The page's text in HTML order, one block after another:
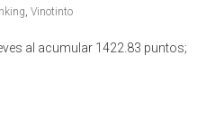
, Vinotinto
al acumular 1422.83 puntos;